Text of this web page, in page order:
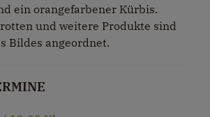
ein orangefarbener Kürbis.
und weitere Produkte sind
Bildes angeordnet.